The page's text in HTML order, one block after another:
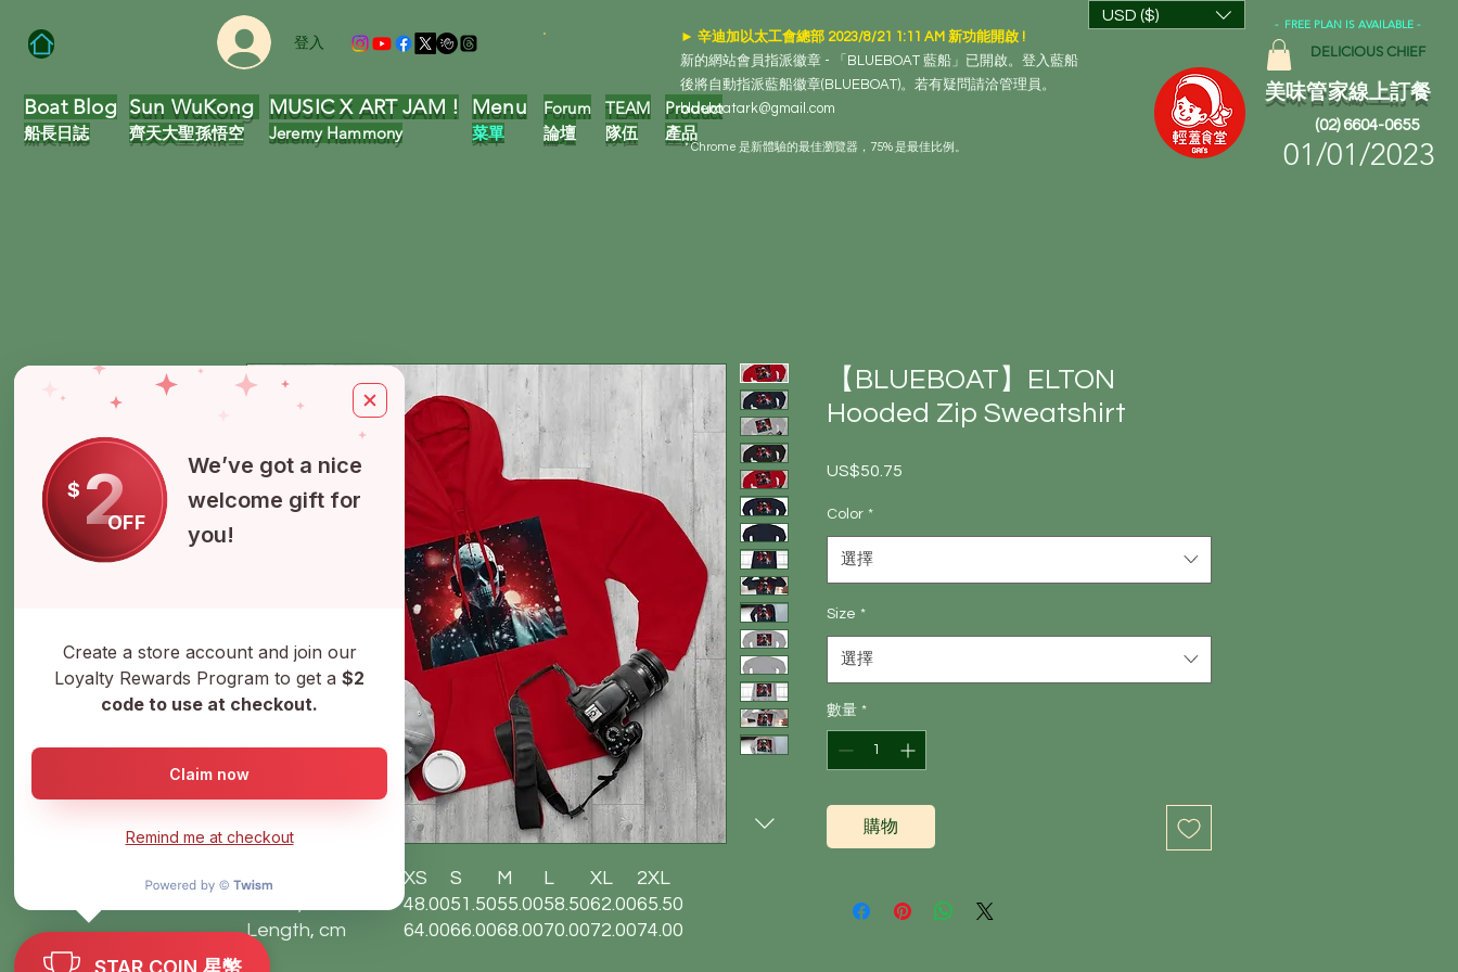
登入
Boat Blog
船長日誌
Sun WuKong
齊天大聖孫悟空
MUSIC X ART JAM !
Jeremy Hammony
Menu
菜單
Forum
論壇
TEAM
隊伍
Product
產品
► 辛迪加以太工會總部 2023/8/21 1:11 AM 新功能開啟 !
新的網站會員指派徽章 - 「BLUEBOAT 藍船」已開啟。登入藍船
後將自動指派藍船徽章(BLUEBOAT)。若有疑問請洽管理員。
blueboatark@gmail.com
* Chrome 是新體驗的最佳瀏覽器，75% 是最佳比例。
USD ($)
- FREE PLAN IS AVAILABLE -
DELICIOUS CHIEF
美味管家線上訂餐
01/01/2023
(02) 6604-0655
XS S M L XL
2XL
48.0051.5055.0058.5062.0065.50
Length, cm
64.0066.0068.0070.0072.0074.00
Sleeve length, cm
【BLUEBOAT】ELTON
Hooded Zip Sweatshirt
US$50.75
Color *
選擇
Size *
選擇
數量 *
購物
STAR COIN 星幣
$2OFF
We’ve got a nice
welcome gift for
you!
Create a store account and join our
Loyalty Rewards Program to get a $2
code to use at checkout.
Claim now
Remind me at checkout